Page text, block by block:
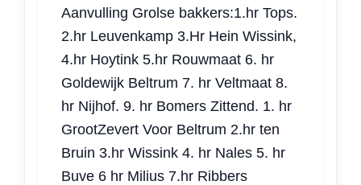
Aanvulling Grolse bakkers:1.hr Tops.
2.hr Leuvenkamp 3.Hr Hein Wissink,
4.hr Hoytink 5.hr Rouwmaat 6. hr
Goldewijk Beltrum 7. hr Veltmaat 8.
hr Nijhof. 9. hr Bomers Zittend. 1. hr
GrootZevert Voor Beltrum 2.hr ten
Bruin 3.hr Wissink 4. hr Nales 5. hr
Buve 6 hr Milius 7.hr Ribbers